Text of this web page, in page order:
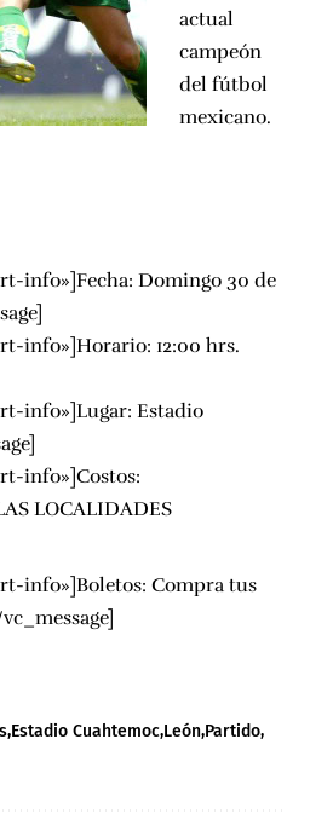
actual
campeón
del fútbol
mexicano.
info»]Fecha: Domingo 30 de
info»]Horario: 12:00 hrs.
info»]Lugar: Estadio
info»]Costos:
LOCALIDADES
info»]Boletos: Compra tus
vc_message]
Estadio Cuahtemoc León Partido